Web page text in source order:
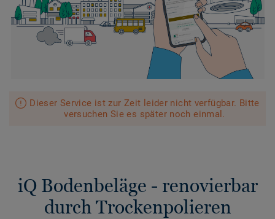
Dieser Service ist zur Zeit leider nicht verfügbar. Bitte
versuchen Sie es später noch einmal.
iQ Bodenbeläge - renovierbar
durch Trockenpolieren